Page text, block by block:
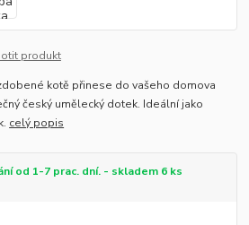
produkt
kotě přinese do vašeho domova
český umělecký dotek. Ideální jako
celý popis
od 1-7 prac. dní. - skladem 6 ks